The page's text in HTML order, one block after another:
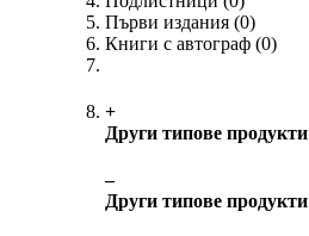
Първи издания (0)
Книги с автограф (0)
+
Други типове продукти
‒
Други типове продукти